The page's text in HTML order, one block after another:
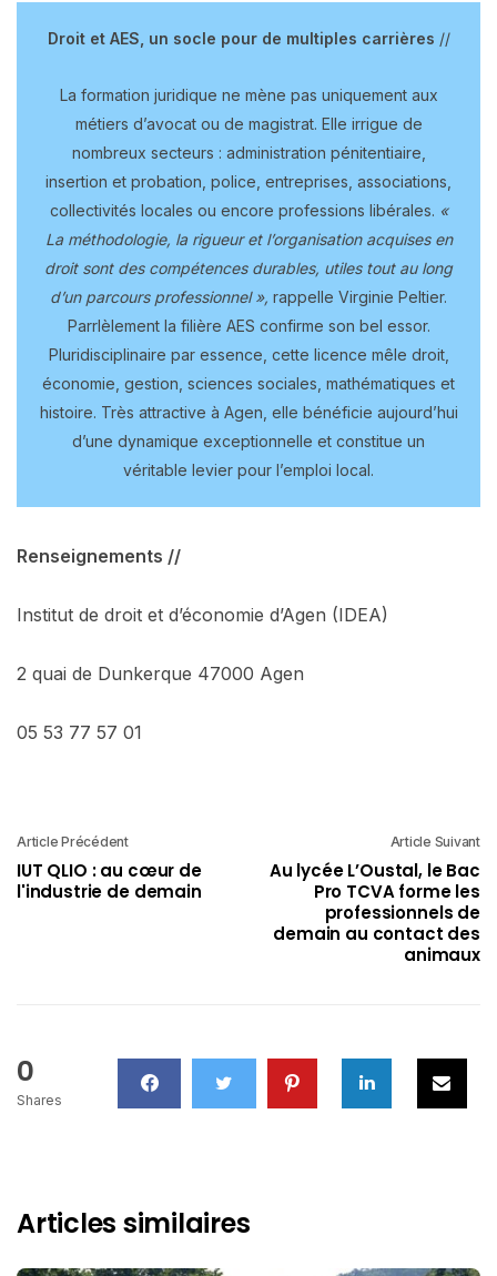
Droit et AES, un socle pour de multiples carrières //
La formation juridique ne mène pas uniquement aux
métiers d’avocat ou de magistrat. Elle irrigue de
nombreux secteurs : administration pénitentiaire,
insertion et probation, police, entreprises, associations,
collectivités locales ou encore professions libérales. «
La méthodologie, la rigueur et l’organisation acquises en
droit sont des compétences durables, utiles tout au long
d’un parcours professionnel », rappelle Virginie Peltier.
Parrlèlement la filière AES confirme son bel essor.
Pluridisciplinaire par essence, cette licence mêle droit,
économie, gestion, sciences sociales, mathématiques et
histoire. Très attractive à Agen, elle bénéficie aujourd’hui
d’une dynamique exceptionnelle et constitue un
véritable levier pour l’emploi local.
Renseignements //
Institut de droit et d’économie d’Agen (IDEA)
2 quai de Dunkerque 47000 Agen
05 53 77 57 01
Article Précédent
IUT QLIO : au cœur de
l'industrie de demain
Article Suivant
Au lycée L’Oustal, le Bac
Pro TCVA forme les
professionnels de
demain au contact des
animaux
0
Shares
Articles similaires